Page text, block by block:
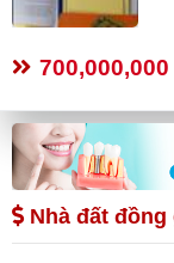
700,000,000
Nhà đất đồng